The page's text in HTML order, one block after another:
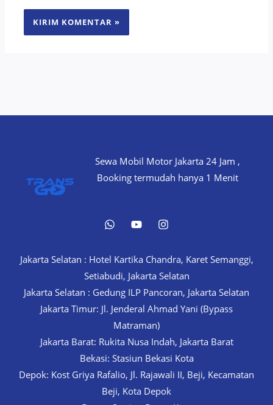
Sewa Mobil Motor Jakarta 24 Jam ,
Booking termudah hanya 1 Menit
Jakarta Selatan : Hotel Kartika Chandra, Karet Semanggi,
Setiabudi, Jakarta Selatan
Jakarta Selatan : Gedung ILP Pancoran, Jakarta Selatan
Jakarta Timur: Jl. Jenderal Ahmad Yani (Bypass
Matraman)
Jakarta Barat: Rukita Nusa Indah, Jakarta Barat
Bekasi: Stasiun Bekasi Kota
Depok: Kost Griya Rafalio, Jl. Rajawali II, Beji, Kecamatan
Beji, Kota Depok